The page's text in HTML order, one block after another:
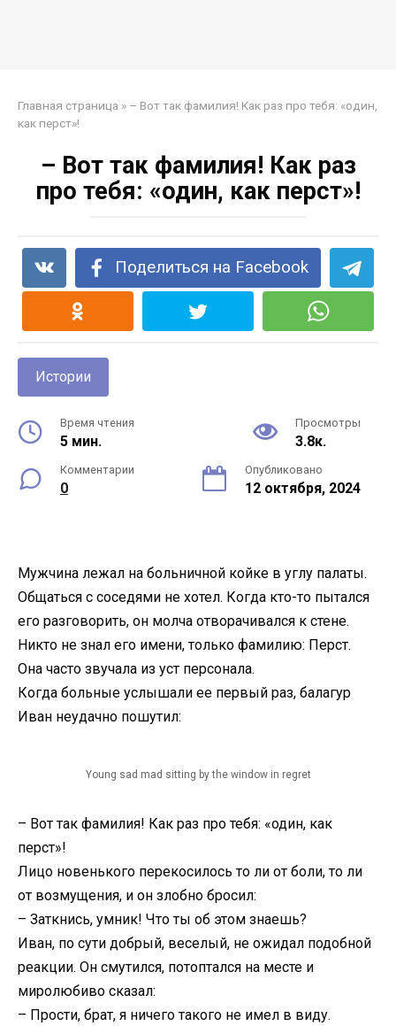
Главная страница » – Вот так фамилия! Как раз про тебя: «один,
как перст»!
– Вот так фамилия! Как раз
про тебя: «один, как перст»!
Поделиться на Facebook
Истории
Время чтения
5 мин.
Просмотры
3.8к.
Комментарии
0
Опубликовано
12 октября, 2024
Мужчина лежал на больничной койке в углу палаты.
Общаться с соседями не хотел. Когда кто-то пытался
его разговорить, он молча отворачивался к стене.
Никто не знал его имени, только фамилию: Перст.
Она часто звучала из уст персонала.
Когда больные услышали ее первый раз, балагур
Иван неудачно пошутил:
Young sad mad sitting by the window in regret
– Вот так фамилия! Как раз про тебя: «один, как
перст»!
Лицо новенького перекосилось то ли от боли, то ли
от возмущения, и он злобно бросил:
– Заткнись, умник! Что ты об этом знаешь?
Иван, по сути добрый, веселый, не ожидал подобной
реакции. Он смутился, потоптался на месте и
миролюбиво сказал:
– Прости, брат, я ничего такого не имел в виду.